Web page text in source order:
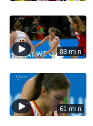
88 min
61 min